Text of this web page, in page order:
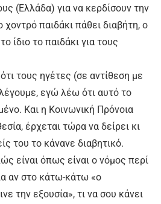
(Ελλάδα) για να κερδίσουν την
παιδάκι πάθει διαβήτη, ο
ίδιο το παιδάκι για τους
τους ηγέτες (σε αντίθεση με
εγώ λέω ότι αυτό το
Και η Κοινωνική Πρόνοια
έρχεται τώρα να δείρει κι
του το κάνανε διαβητικό.
είναι όπως είναι ο νόμος περί
αν στο κάτω-κάτω «ο
την εξουσία», τι να σου κάνει